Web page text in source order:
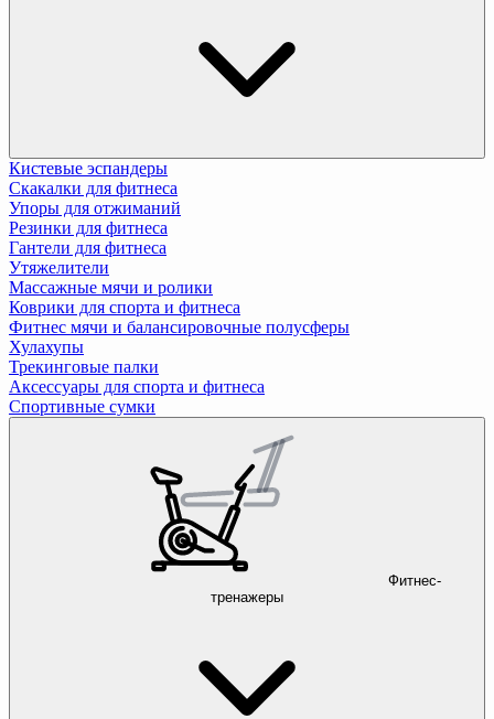
Кистевые эспандеры
Скакалки для фитнеса
Упоры для отжиманий
Резинки для фитнеса
Гантели для фитнеса
Утяжелители
Массажные мячи и ролики
Коврики для спорта и фитнеса
Фитнес мячи и балансировочные полусферы
Хулахупы
Трекинговые палки
Аксессуары для спорта и фитнеса
Спортивные сумки
Фитнес-
тренажеры